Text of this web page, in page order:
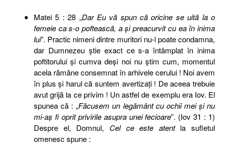
Matei 5 : 28 „Dar Eu vă spun că oricine se uită la o
femeie ca s-o poftească, a şi preacurvit cu ea în inima
lui”. Practic nimeni dintre muritori nu-l poate condamna,
dar Dumnezeu ştie exact ce s-a întâmplat în inima
poftitorului şi cumva deşi noi nu ştim cum, momentul
acela rămâne consemnat în arhivele cerului ! Noi avem
în plus şi harul că suntem avertizaţi ! De aceea trebuie
avut grijă la ce privim ! Un astfel de exemplu era Iov. El
spunea că : „Făcusem un legământ cu ochii mei şi nu
mi-aş fi oprit privirile asupra unei fecioare”. (Iov 31 : 1)
Despre el, Domnul, Cel ce este atentla sufletul
omenesc spune :